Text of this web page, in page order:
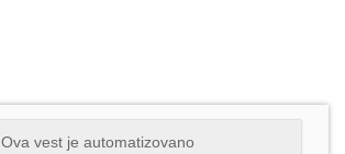
Ova vest je automatizovano